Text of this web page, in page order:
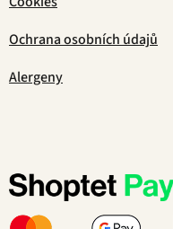
Ochrana osobních údajů
Alergeny